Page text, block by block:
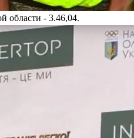
области - 3.46,04.